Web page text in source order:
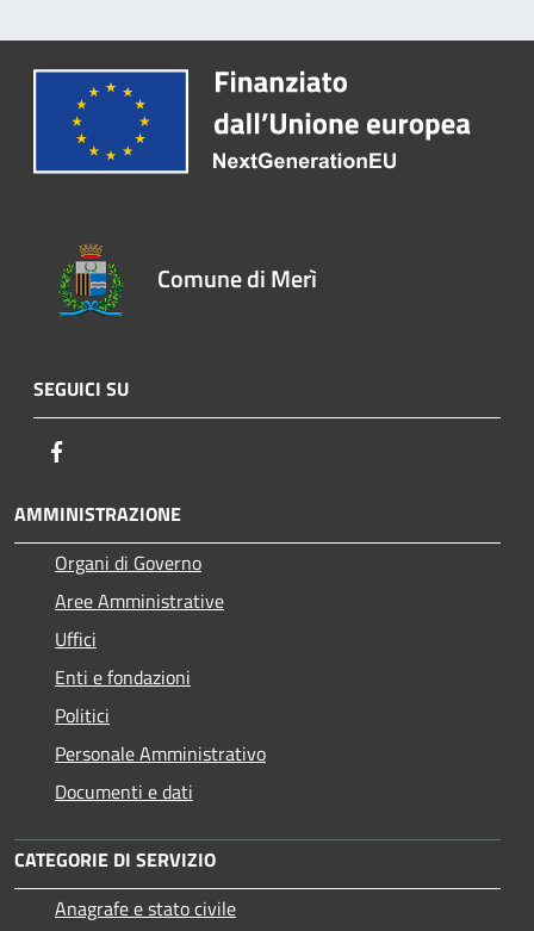
Comune di Merì
SEGUICI SU
AMMINISTRAZIONE
Organi di Governo
Aree Amministrative
Uffici
Enti e fondazioni
Politici
Personale Amministrativo
Documenti e dati
CATEGORIE DI SERVIZIO
Anagrafe e stato civile